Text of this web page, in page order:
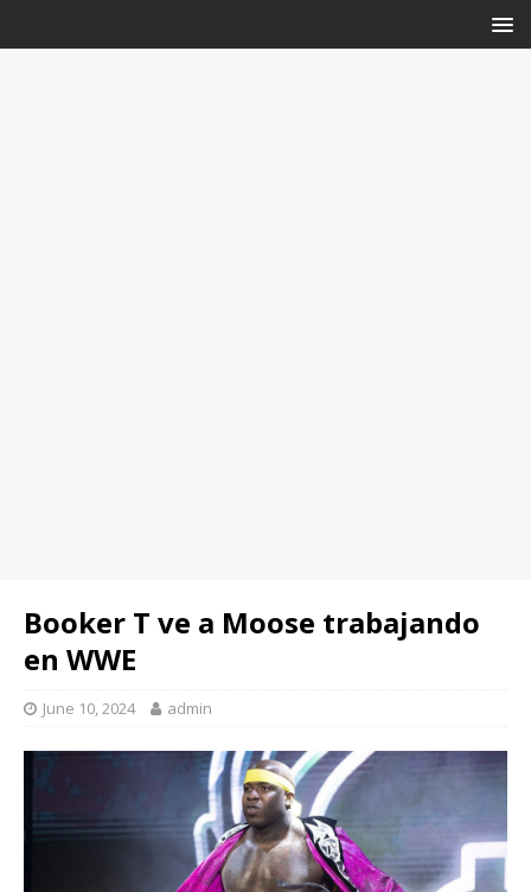
Booker T ve a Moose trabajando
en WWE
June 10, 2024 admin